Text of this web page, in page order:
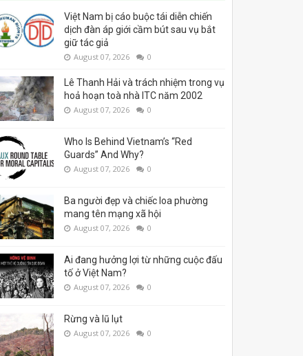
Việt Nam bị cáo buộc tái diễn chiến
dịch đàn áp giới cầm bút sau vụ bắt
giữ tác giả
August 07, 2026 0
Lê Thanh Hải và trách nhiệm trong vụ
hoả hoạn toà nhà ITC năm 2002
August 07, 2026 0
Who Is Behind Vietnam’s “Red
Guards” And Why?
August 07, 2026 0
Ba người đẹp và chiếc loa phường
mang tên mạng xã hội
August 07, 2026 0
Ai đang hưởng lợi từ những cuộc đấu
tố ở Việt Nam?
August 07, 2026 0
Rừng và lũ lụt
August 07, 2026 0